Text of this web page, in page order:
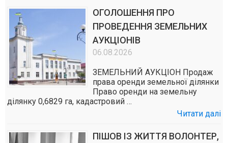
ОГОЛОШЕННЯ ПРО
ПРОВЕДЕННЯ ЗЕМЕЛЬНИХ
АУКЦІОНІВ
06.08.2026
ЗЕМЕЛЬНИЙ АУКЦІОН Продаж
права оренди земельної ділянки
Право оренди на земельну
ділянку 0,6829 га, кадастровий …
Читати далі
ПІШОВ ІЗ ЖИТТЯ ВОЛОНТЕР,